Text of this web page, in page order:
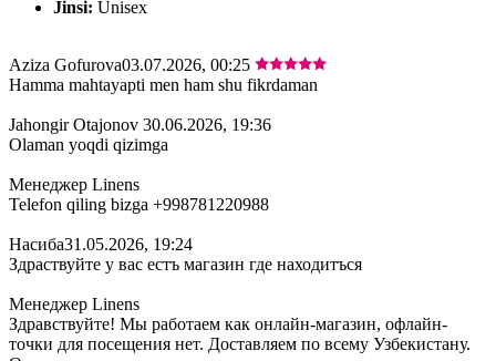
Jinsi: Unisex
Aziza Gofurova03.07.2026, 00:25
Hamma mahtayapti men ham shu fikrdaman
Jahongir Otajonov 30.06.2026, 19:36
Olaman yoqdi qizimga
Менеджер Linens
Telefon qiling bizga +998781220988
Насиба31.05.2026, 19:24
Здраствуйте у вас естъ магазин где находитъся
Менеджер Linens
Здравствуйте! Мы работаем как онлайн-магазин, офлайн-
точки для посещения нет. Доставляем по всему Узбекистану.